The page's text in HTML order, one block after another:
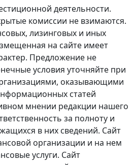
деятельности.
комиссии не взимаются.
лизинговых и иных
на сайте имеет
Предложение не
условия уточняйте при
оказывающими
статей
мнении редакции нашего
за полноту и
в них сведений. Сайт
организации и на нем
услуги. Сайт